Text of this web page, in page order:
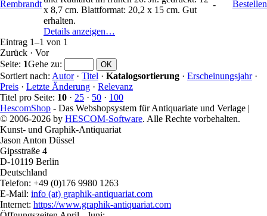
x 8,7 cm. Blattformat: 20,2 x 15 cm. Gut
erhalten.
Details anzeigen…
-
Eintrag 1–1 von 1
Zurück · Vor
Seite: 1Gehe zu:
Sortiert nach: Autor· Titel · Katalogsortierung · Erscheinungsjahr·
Preis · Letzte Änderung · Relevanz
Titel pro Seite: 10 · 25 · 50 · 100
HescomShop - Das Webshopsystem für Antiquariate und Verlage |
© 2006-2026 by HESCOM-Software. Alle Rechte vorbehalten.
Kunst- und Graphik-Antiquariat
Jason Anton Düssel
Gipsstraße 4
D-10119 Berlin
Deutschland
Telefon: +49 (0)176 9980 1263
E-Mail: info (at) graphik-antiquariat.com
Internet: https://www.graphik-antiquariat.com